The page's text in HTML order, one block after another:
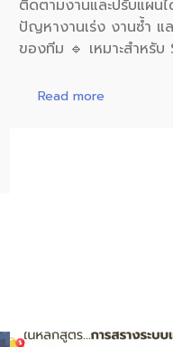
ติดตามงานและปรับแผ
ปัญหางานเร่ง งานซ้ำ แ
ของทีม 🔹 เหมาะสำหรั
Read more